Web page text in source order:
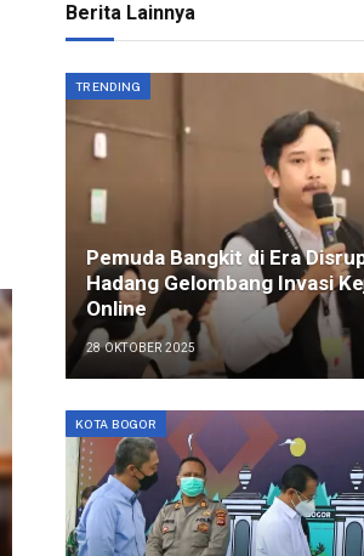
Berita Lainnya
TRENDING
Pemuda Bangkit di Era
Hadang Gelombang Invasi
Online
28 OKTOBER 2025
KOTA BOGOR